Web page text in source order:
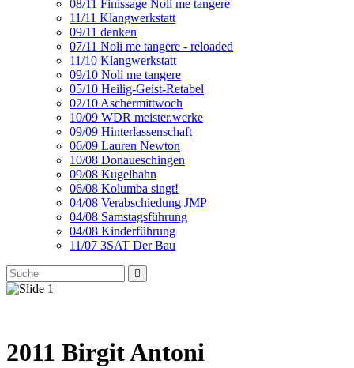
08/11 Finissage Noli me tangere
11/11 Klangwerkstatt
09/11 denken
07/11 Noli me tangere - reloaded
11/10 Klangwerkstatt
09/10 Noli me tangere
05/10 Heilig-Geist-Retabel
02/10 Aschermittwoch
10/09 WDR meister.werke
09/09 Hinterlassenschaft
06/09 Lauren Newton
10/08 Donaueschingen
09/08 Kugelbahn
06/08 Kolumba singt!
04/08 Verabschiedung JMP
04/08 Samstagsführung
04/08 Kinderführung
11/07 3SAT Der Bau
2011 Birgit Antoni